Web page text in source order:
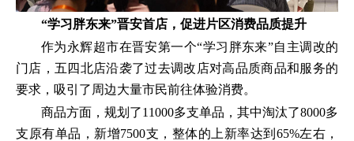
“学习胖东来”晋安首店，促进片区消费品质提升
作为永辉超市在晋安第一个“学习胖东来”自主调改的
门店，五四北店沿袭了过去调改店对高品质商品和服务的
要求，吸引了周边大量市民前往体验消费。
商品方面，规划了11000多支单品，其中淘汰了8000多
支原有单品，新增7500支，整体的上新率达到65%左右，